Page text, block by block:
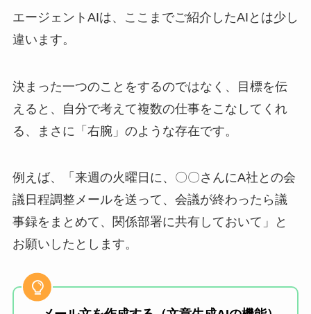
エージェントAIは、ここまでご紹介したAIとは少し
違います。
決まった一つのことをするのではなく、目標を伝
えると、自分で考えて複数の仕事をこなしてくれ
る、まさに「右腕」のような存在です。
例えば、「来週の火曜日に、〇〇さんにA社との会
議日程調整メールを送って、会議が終わったら議
事録をまとめて、関係部署に共有しておいて」と
お願いしたとします。